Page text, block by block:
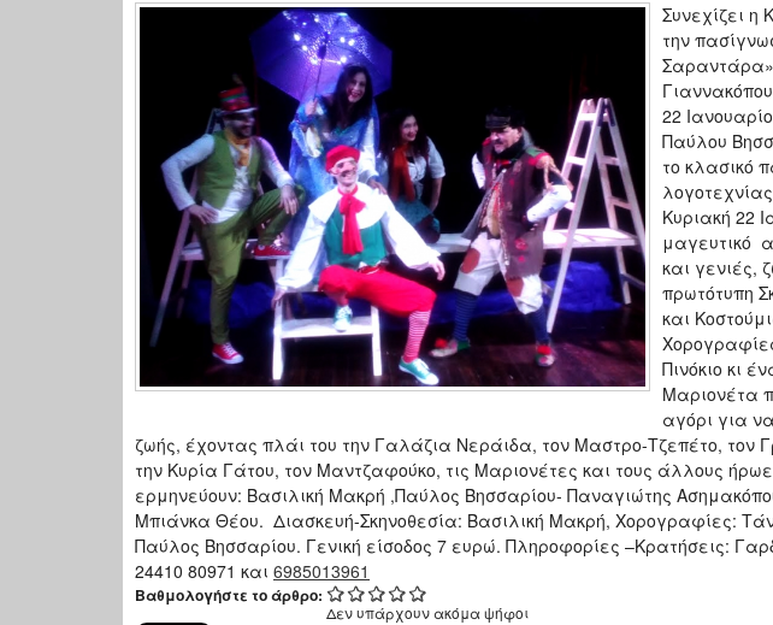
​Συνεχίζει η
την
Σαραντάρα»
22
Παύλου
το κλασικό
λογοτεχνίας
Κυριακή 22
μαγευτικό
και γενιές,
πρωτότυπη
και
Πινόκιο κι
Μαριονέτα
αγόρι για
ζωής, έχοντας πλάι του την Γαλάζια Νεράιδα, τον Μαστρο-Τζεπέτο, τον
την Κυρία Γάτου, τον Μαντζαφούκο, τις Μαριονέτες και τους άλλους
ερμηνεύουν: Βασιλική Μακρή ,Παύλος Βησσαρίου- Παναγιώτης
Μπιάνκα Θέου. Διασκευή-Σκηνοθεσία: Βασιλική Μακρή, Χορογραφίες:
Παύλος Βησσαρίου. Γενική είσοδος 7 ευρώ. Πληροφορίες –Κρατήσεις:
24410 80971 και 6985013961
Βαθμολογήστε το άρθρο:
Δεν υπάρχουν ακόμα ψήφοι